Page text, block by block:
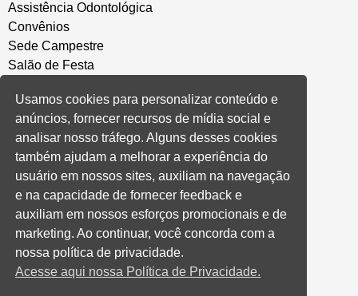
Assistência Odontológica
Convênios
Sede Campestre
Salão de Festa
CONVENÇÃO COLETIVA E ACORDOS
Convenções Coletivas
Banco do Brasil
Caixa Econômica Federal
Banrisul
Privados
Aditivos RS
Cooperativas e Financeiras
Usamos cookies para personalizar conteúdo e
anúncios, fornecer recursos de mídia social e
analisar nosso tráfego. Alguns desses cookies
também ajudam a melhorar a experiência do
usuário em nossos sites, auxiliam na navegação
e na capacidade de fornecer feedback e
auxiliam em nossos esforços promocionais e de
marketing. Ao continuar, você concorda com a
nossa política de privacidade.
Acesse aqui nossa Política de Privacidade.